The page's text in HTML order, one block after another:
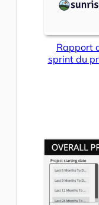
Rapport
sprint du